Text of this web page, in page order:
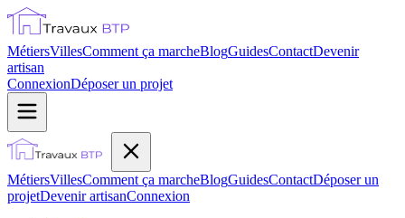
MétiersVillesComment ça marcheBlogGuidesContactDevenir
artisan
ConnexionDéposer un projet
MétiersVillesComment ça marcheBlogGuidesContactDéposer un
projetDevenir artisanConnexion